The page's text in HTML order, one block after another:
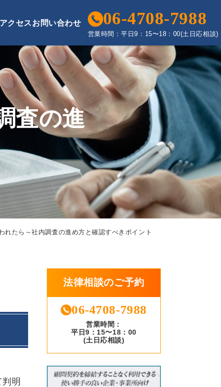
クセス お問い合わせ 06-4708-7988
営業時間：平日9：15〜18：00(土日応相談)
査の進
れたら～社内調査の進め方と確認すべきポイント
明
法律相談のご予約
06-4708-7988
営業時間：
平日9：15〜18：00
(土日応相談)